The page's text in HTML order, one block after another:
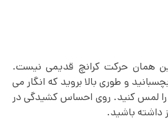
همان حرکت کرانچ قدیمی نیست.
و طوری بالا بروید که انگار می
لمس کنید. روی احساس کشیدگی در
داشته باشید.